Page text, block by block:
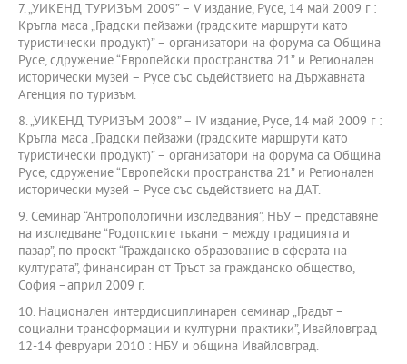
7. „УИКЕНД ТУРИЗЪМ 2009” – V издание, Русе, 14 май 2009 г :
Кръгла маса „Градски пейзажи (градските маршрути като
туристически продукт)” – организатори на форума са Община
Русе, сдружение “Европейски пространства 21” и Регионален
исторически музей – Русе със съдействието на Държавната
Агенция по туризъм.
8. „УИКЕНД ТУРИЗЪМ 2008” – IV издание, Русе, 14 май 2009 г :
Кръгла маса „Градски пейзажи (градските маршрути като
туристически продукт)” – организатори на форума са Община
Русе, сдружение “Европейски пространства 21” и Регионален
исторически музей – Русе със съдействието на ДАТ.
9. Семинар “Антропологични изследвания”, НБУ – представяне
на изследване “Родопските тъкани – между традицията и
пазар”, по проект “Гражданско образование в сферата на
културата”, финансиран от Тръст за гражданско общество,
София –април 2009 г.
10. Национален интердисциплинарен семинар „Градът –
социални трансформации и културни практики”, Ивайловград
12-14 февруари 2010 : НБУ и община Ивайловград.